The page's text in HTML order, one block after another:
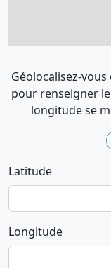
Géolocalisez-
pour renseigner
longitude se
Latitude
Longitude